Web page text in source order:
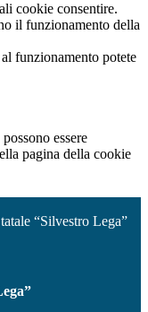
cookie consentire.
il funzionamento della
funzionamento potete
essere
pagina della cookie
“Silvestro Lega”